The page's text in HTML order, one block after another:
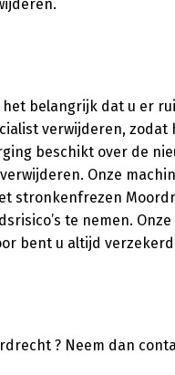
belangrijk dat u er
verwijderen,
beschikt over de
Onze
te nemen.
bent u altijd
? Neem dan